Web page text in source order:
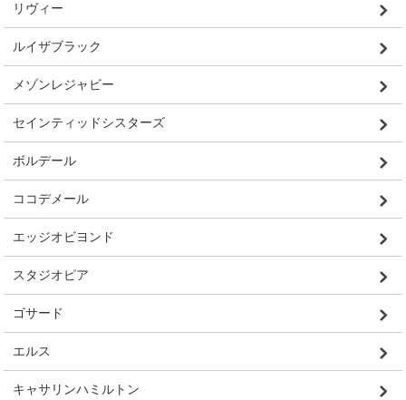
リヴィー
ルイザブラック
メゾンレジャビー
セインティッドシスターズ
ボルデール
ココデメール
エッジオビヨンド
スタジオピア
ゴサード
エルス
キャサリンハミルトン